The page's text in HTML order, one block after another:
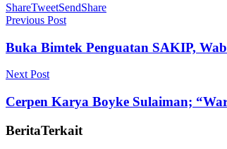
ShareTweetSendShare
Previous Post
Buka Bimtek Penguatan SAKIP,
Next Post
Cerpen Karya Boyke Sulaiman;
BeritaTerkait